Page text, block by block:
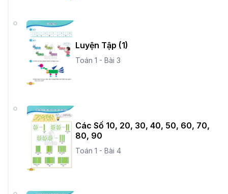
Luyện Tập (1)
Toán 1 - Bài 3
Các Số 10, 20, 30, 40, 50, 60, 70,
80, 90
Toán 1 - Bài 4